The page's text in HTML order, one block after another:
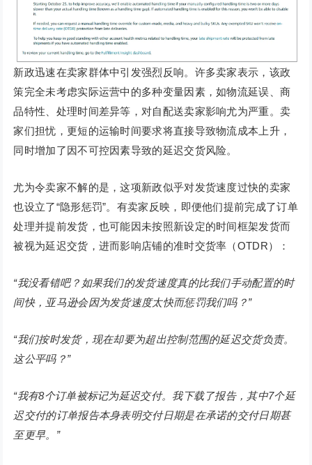
新政迅速在卖家群体中引发强烈反响。许多卖家表示，该政
策完全未考虑实际运营中的多种变量因素，如物流延误、商
品特性、处理时间差异等，对自配送卖家影响尤为严重。卖
家们担忧，更短的运输时间要求将直接导致物流成本上升，
同时增加了因不可控因素导致的延迟交货风险。
尤为令卖家不解的是，这项新政似乎对发货速度过快的卖家
也设立了“隐形惩罚”。有卖家反映，即便他们提前完成了订单
处理并提前发货，也可能因未按照新设定的时间框架发货而
被视为延迟交货，进而影响店铺的准时交货率（OTDR）：
“我没看错吧？如果我们的发货速度真的比我们手动配置的时
间快，亚马逊会因为发货速度太快而惩罚我们吗？”
“我们按时发货，现在却要为超出控制范围的延迟交货负责。
这公平吗？”
“我有8个订单被标记为延迟交付。我下载了报告，其中7个延
迟交付的订单报告本身表明交付日期是在承诺的交付日期甚
至更早。”